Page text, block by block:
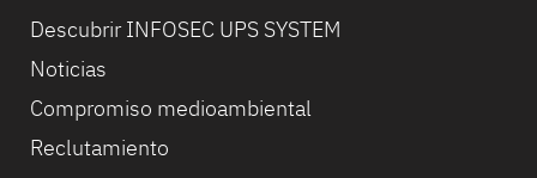
Descubrir INFOSEC UPS SYSTEM
Noticias
Compromiso medioambiental
Reclutamiento